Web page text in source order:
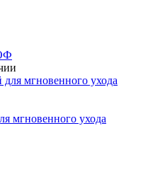
мгновенного ухода